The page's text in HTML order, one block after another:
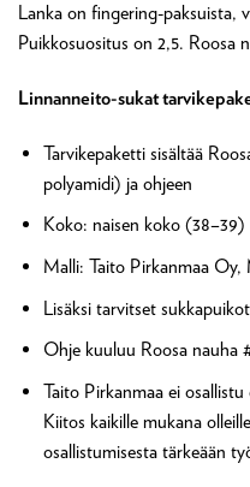
Lanka on fingering-paksuista,
Puikkosuositus on 2,5. Roosa
Linnanneito-sukat
Tarvikepaketti sisältää
polyamidi) ja ohjeen
Koko: naisen koko (38–39)
Malli: Taito Pirkanmaa
Lisäksi tarvitset
Ohje kuuluu Roosa nauha
Taito Pirkanmaa ei
Kiitos kaikille mukana
osallistumisesta tärkeään